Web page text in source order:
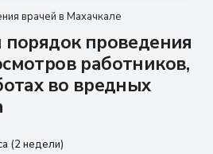
дистанционного обучения
врачей в Махачкале
проведения
работников,
во вредных
(2 недели)